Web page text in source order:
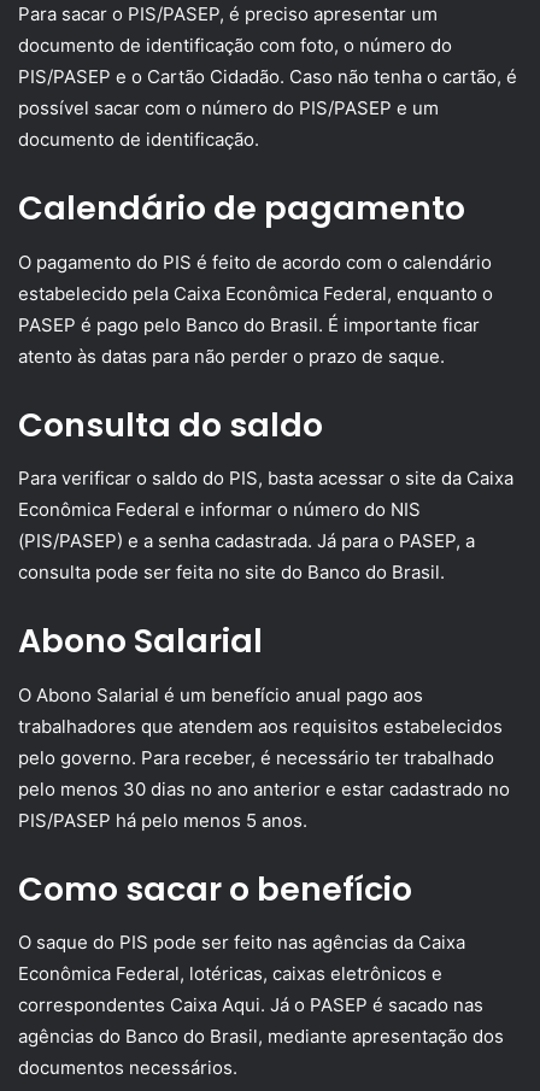
Para sacar o PIS/PASEP, é preciso apresentar um
documento de identificação com foto, o número do
PIS/PASEP e o Cartão Cidadão. Caso não tenha o cartão, é
possível sacar com o número do PIS/PASEP e um
documento de identificação.
Calendário de pagamento
O pagamento do PIS é feito de acordo com o calendário
estabelecido pela Caixa Econômica Federal, enquanto o
PASEP é pago pelo Banco do Brasil. É importante ficar
atento às datas para não perder o prazo de saque.
Consulta do saldo
Para verificar o saldo do PIS, basta acessar o site da Caixa
Econômica Federal e informar o número do NIS
(PIS/PASEP) e a senha cadastrada. Já para o PASEP, a
consulta pode ser feita no site do Banco do Brasil.
Abono Salarial
O Abono Salarial é um benefício anual pago aos
trabalhadores que atendem aos requisitos estabelecidos
pelo governo. Para receber, é necessário ter trabalhado
pelo menos 30 dias no ano anterior e estar cadastrado no
PIS/PASEP há pelo menos 5 anos.
Como sacar o benefício
O saque do PIS pode ser feito nas agências da Caixa
Econômica Federal, lotéricas, caixas eletrônicos e
correspondentes Caixa Aqui. Já o PASEP é sacado nas
agências do Banco do Brasil, mediante apresentação dos
documentos necessários.